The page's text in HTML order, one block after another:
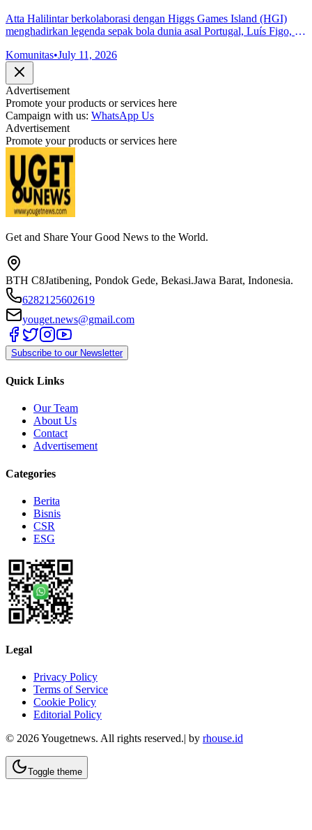
Atta Halilintar berkolaborasi dengan Higgs Games Island (HGI)
menghadirkan legenda sepak bola dunia asal Portugal, Luís Figo, ke
Komunitas•July 11, 2026
Advertisement
Promote your products or services here
Campaign with us: WhatsApp Us
Advertisement
Promote your products or services here
Get and Share Your Good News to the World.
BTH C8Jatibening, Pondok Gede, Bekasi.Jawa Barat, Indonesia.
6282125602619
youget.news@gmail.com
Subscribe to our Newsletter
Quick Links
Our Team
About Us
Contact
Advertisement
Categories
Berita
Bisnis
CSR
ESG
Legal
Privacy Policy
Terms of Service
Cookie Policy
Editorial Policy
© 2026Yougetnews. All rights reserved.| by rhouse.id
Toggle theme